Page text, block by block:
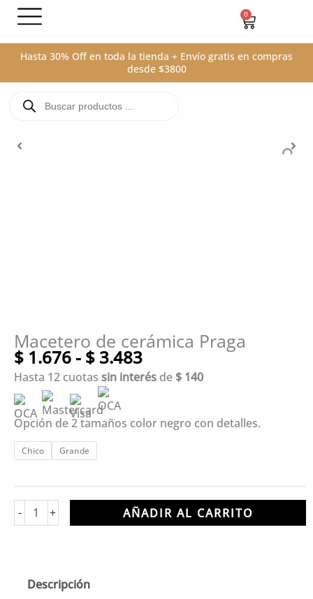
contenido
0
Carrito
Hasta 30% Off en toda la tienda + Envío gratis en compras
desde $3800
productos
Macetero de cerámica Praga
$ 1.676- $ 3.483Rango
de
$ 1.676
Hasta 12 cuotas sin interés de $ 140
Opción de 2 tamaños color negro con detalles.
Chico Grande
-
Macetero
de
Praga
cantidad
+ AÑADIR AL CARRITO
Descripción